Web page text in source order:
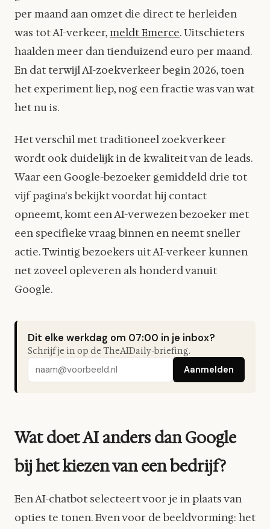
per maand aan omzet die direct te herleiden
was tot AI-verkeer,meldt Emerce. Uitschieters
haalden meer dan tienduizend euro per maand.
En dat terwijl AI-zoekverkeer begin 2026, toen
het experiment liep, nog een fractie was van wat
het nu is.
Het verschil met traditioneel zoekverkeer
wordt ook duidelijk in de kwaliteit van de leads.
Waar een Google-bezoeker gemiddeld drie tot
vijf pagina's bekijkt voordat hij contact
opneemt, komt een AI-verwezen bezoeker met
een specifieke vraag binnen en neemt sneller
actie. Twintig bezoekers uit AI-verkeer kunnen
net zoveel opleveren als honderd vanuit
Google.
Dit elke werkdag om 07:00 in je inbox?
Schrijf je in op de TheAIDaily-briefing.
Aanmelden
Wat doet AI anders dan Google
bij het kiezen van een bedrijf?
Een AI-chatbot selecteert voor je in plaats van
opties te tonen. Even voor de beeldvorming: het